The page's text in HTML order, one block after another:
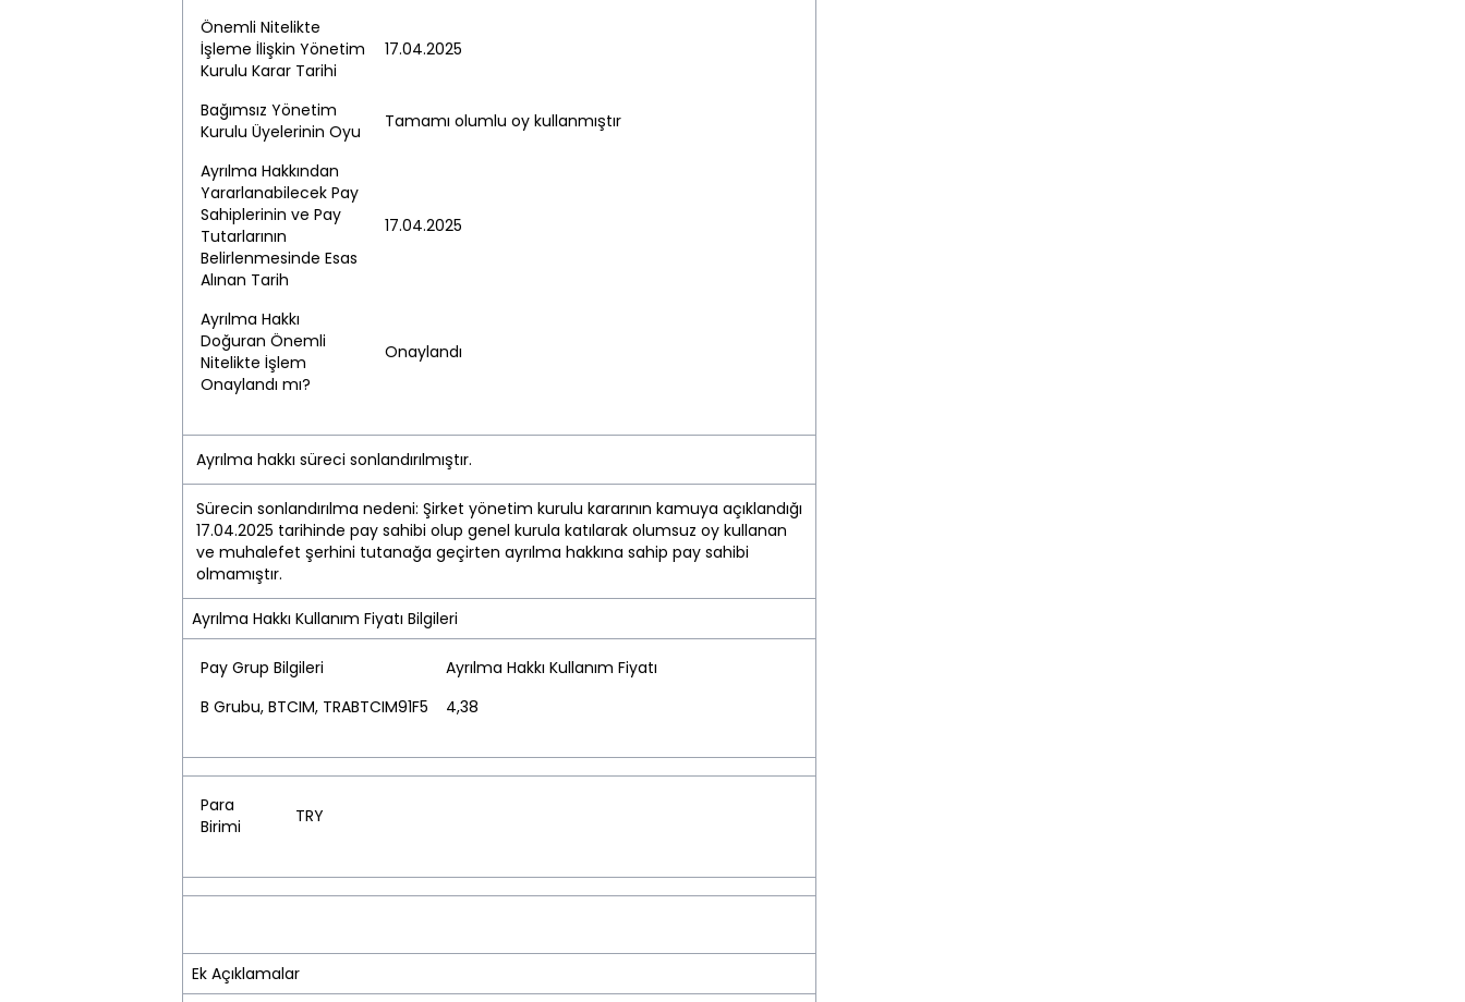
Önemli Nitelikte
İşleme İlişkin Yönetim
Kurulu Karar Tarihi
17.04.2025
Bağımsız Yönetim
Kurulu Üyelerinin Oyu
Tamamı olumlu oy kullanmıştır
Ayrılma Hakkından
Yararlanabilecek Pay
Sahiplerinin ve Pay
Tutarlarının
Belirlenmesinde Esas
Alınan Tarih
17.04.2025
Ayrılma Hakkı
Doğuran Önemli
Nitelikte İşlem
Onaylandı mı?
Onaylandı
Ayrılma hakkı süreci sonlandırılmıştır.
Sürecin sonlandırılma nedeni: Şirket yönetim kurulu kararının kamuya açıklandığı
17.04.2025 tarihinde pay sahibi olup genel kurula katılarak olumsuz oy kullanan
ve muhalefet şerhini tutanağa geçirten ayrılma hakkına sahip pay sahibi
olmamıştır.
Ayrılma Hakkı Kullanım Fiyatı Bilgileri
Pay Grup Bilgileri
Ayrılma Hakkı Kullanım Fiyatı
B Grubu, BTCIM, TRABTCIM91F5
4,38
Para
Birimi
TRY
Ek Açıklamalar